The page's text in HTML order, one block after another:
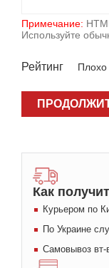
Примечание:
Используйте
Рейтинг Плохо
Как
Курьером по
По Украине
Самовывоз вт-